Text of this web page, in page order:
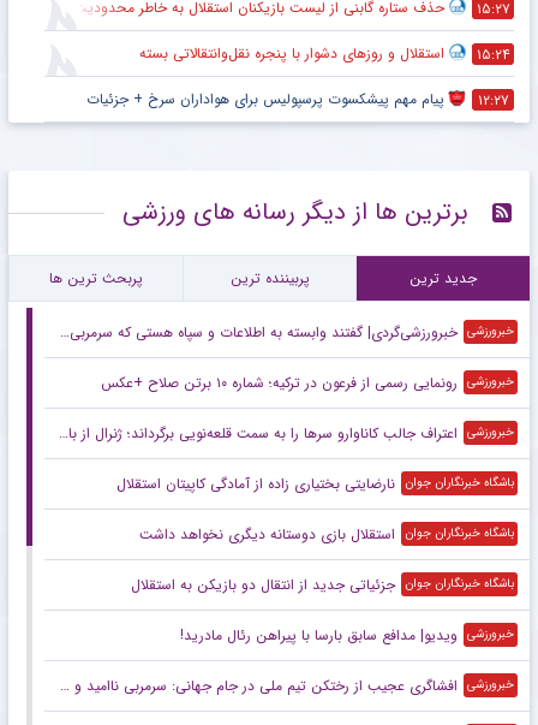
۱۵:۲۷ حذف ستاره گابنی از لیست بازیکنان استقلال به خاطر محدودیت نقل‌وانتقالاتی
۱۵:۲۴ استقلال و روزهای دشوار با پنجره نقل‌وانتقالاتی بسته
۱۲:۲۷ پیام مهم پیشکسوت پرسپولیس برای هواداران سرخ + جزئیات
برترین ها از دیگر رسانه های ورزشی
جدید ترین پربیننده ترین پربحث ترین ها
خبرورزشی خبرورزشی‌گردی| گفتند وابسته به اطلاعات و سپاه هستی که سرمربی تیم ملی شدی/ مدیران فوتبال به من گفتند بهایی!/ فکر می‌کنند من طاعون دارم!
خبرورزشی رونمایی رسمی از فرعون در ترکیه؛ شماره ۱۰ برتن صلاح +عکس
خبرورزشی اعتراف جالب کاناوارو سرها را به سمت قلعه‌نویی برگرداند؛ ژنرال از بابت بردن کدام بازیکن پشیمان است؟
باشگاه خبرنگاران جوان نارضایتی بختیاری زاده از آمادگی کاپیتان استقلال
باشگاه خبرنگاران جوان استقلال بازی دوستانه دیگری نخواهد داشت
باشگاه خبرنگاران جوان جزئیاتی جدید از انتقال دو بازیکن به استقلال
خبرورزشی ویدیو| مدافع سابق بارسا با پیراهن رئال مادرید!
خبرورزشی افشاگری عجیب از رختکن تیم ملی در جام جهانی: سرمربی ناامید و بازنده بود/ در حق من بی‌انصافی شد +ویدیو